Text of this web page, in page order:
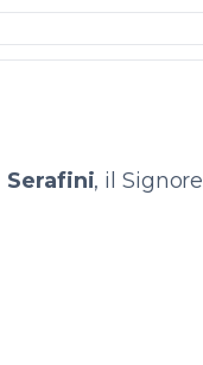
Serafini, il Signore